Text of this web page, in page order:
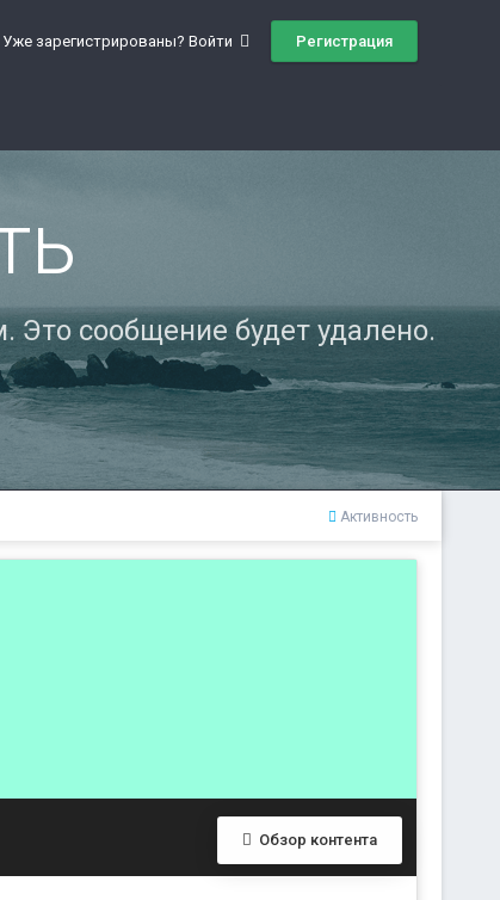
Уже зарегистрированы? Войти Регистрация
Это сообщение будет удалено.
Активность
Обзор контента